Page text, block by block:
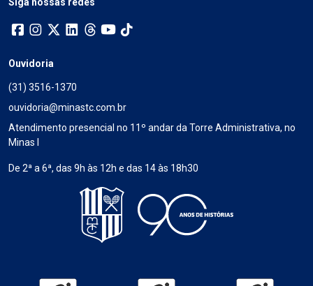
Ouvidoria
(31) 3516-1370
ouvidoria@minastc.com.br
Atendimento presencial no 11º andar da Torre Administrativa, no
Minas I
De 2ª a 6ª, das 9h às 12h e das 14 às 18h30